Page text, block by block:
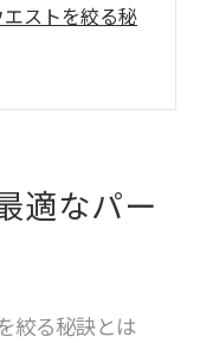
ストを絞る秘
違いを徹底比
重視すべきポ
ジムの活用術
適なパー
絞る秘訣とは